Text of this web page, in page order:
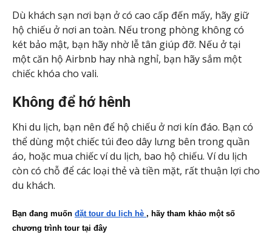
Dù khách sạn nơi bạn ở có cao cấp đến mấy, hãy giữ
hộ chiếu ở nơi an toàn. Nếu trong phòng không có
két bảo mật, bạn hãy nhờ lễ tân giúp đỡ. Nếu ở tại
một căn hộ Airbnb hay nhà nghỉ, bạn hãy sắm một
chiếc khóa cho vali.
Không để hớ hênh
Khi du lịch, bạn nên để hộ chiếu ở nơi kín đáo. Bạn có
thể dùng một chiếc túi đeo dây lưng bên trong quần
áo, hoặc mua chiếc ví du lịch, bao hộ chiếu. Ví du lịch
còn có chỗ để các loại thẻ và tiền mặt, rất thuận lợi cho
du khách.
Bạn đang muốn đặt tour du lịch hè , hãy tham khảo một số
chương trình tour tại đây